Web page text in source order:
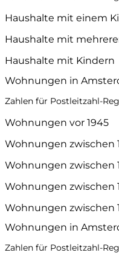
Haushalte mit einem
Haushalte mit
Haushalte mit Kindern
Wohnungen in
Zahlen für Postleitzahl-
Wohnungen vor 1945
Wohnungen zwischen
Wohnungen zwischen
Wohnungen zwischen
Wohnungen zwischen
Wohnungen in
Zahlen für Postleitzahl-